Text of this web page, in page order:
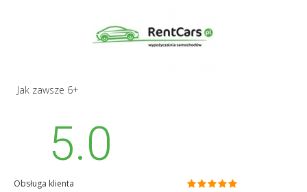
Jak zawsze 6+
5.0
Obsługa klienta